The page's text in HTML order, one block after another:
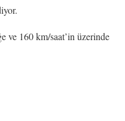
ve 160 km/saat’in üzerinde